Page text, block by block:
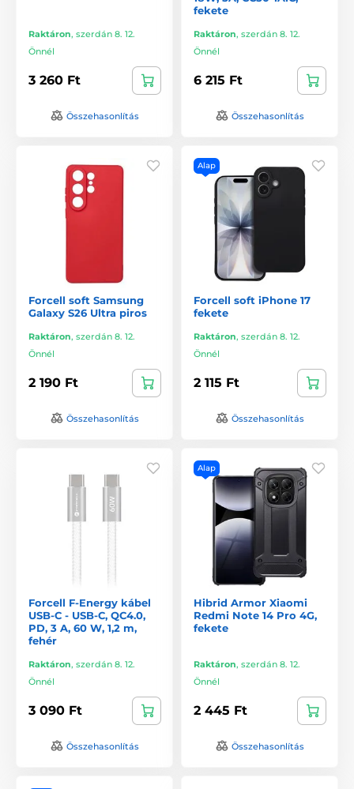
Raktáron, szerdán 8. 12.
Önnél
3 260 Ft
Összehasonlítás
fekete
Raktáron, szerdán 8. 12.
Önnél
6 215 Ft
Összehasonlítás
Forcell soft Samsung
Galaxy S26 Ultra piros
Raktáron, szerdán 8. 12.
Önnél
2 190 Ft
Összehasonlítás
Alap
Forcell soft iPhone 17
fekete
Raktáron, szerdán 8. 12.
Önnél
2 115 Ft
Összehasonlítás
Forcell F-Energy kábel
USB-C - USB-C, QC4.0,
PD, 3 A, 60 W, 1,2 m,
fehér
Raktáron, szerdán 8. 12.
Önnél
3 090 Ft
Összehasonlítás
Alap
Hibrid Armor Xiaomi
Redmi Note 14 Pro 4G,
fekete
Raktáron, szerdán 8. 12.
Önnél
2 445 Ft
Összehasonlítás